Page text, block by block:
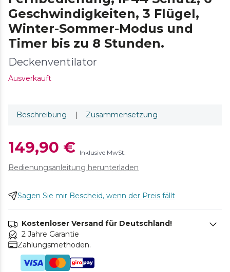
Geschwindigkeiten, 3 Flügel,
Winter-Sommer-Modus und
Timer bis zu 8 Stunden.
Deckenventilator
Ausverkauft
Beschreibung | Zusammensetzung
149,90 € Inklusive MwSt.
Bedienungsanleitung herunterladen
Sagen Sie mir Bescheid, wenn der Preis fällt
Kostenloser Versand für Deutschland!
2 Jahre Garantie
Zahlungsmethoden.